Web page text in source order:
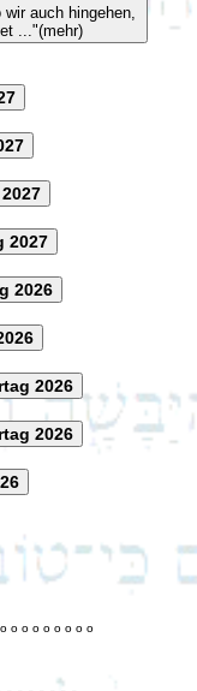
..."(mehr)
2027
2026
2026
2026
o o o o o o o o o